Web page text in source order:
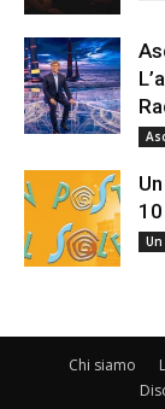
Chi siamo